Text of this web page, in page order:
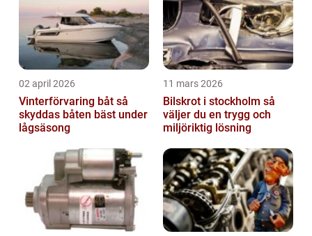
02 april 2026
Vinterförvaring båt så
skyddas båten bäst under
lågsäsong
11 mars 2026
Bilskrot i stockholm så
väljer du en trygg och
miljöriktig lösning